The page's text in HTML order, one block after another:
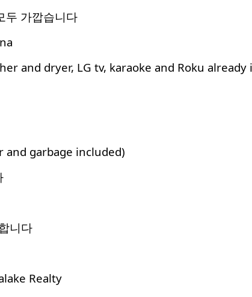
두 가깝습니다
and dryer, LG tv, karaoke and Roku
and garbage included)
니다
Realty